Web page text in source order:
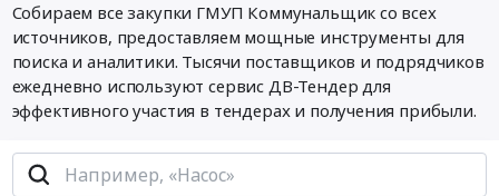
Собираем все закупки ГМУП Коммунальщик со всех
источников, предоставляем мощные инструменты для
поиска и аналитики. Тысячи поставщиков и подрядчиков
ежедневно используют сервис ДВ-Тендер для
эффективного участия в тендерах и получения прибыли.